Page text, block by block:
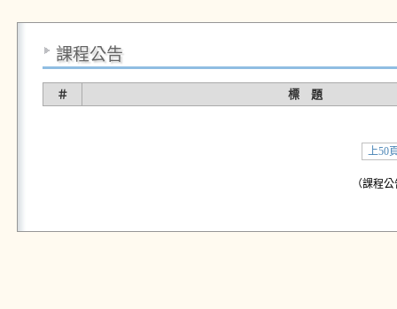
課程公告
＃ 標 題
上50
（課程